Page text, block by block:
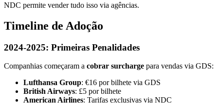
NDC permite vender tudo isso via agências.
Timeline de Adoção
2024-2025: Primeiras Penalidades
Companhias começaram a cobrar surcharge para vendas via GDS:
Lufthansa Group: €16 por bilhete via GDS
British Airways: £5 por bilhete
American Airlines: Tarifas exclusivas via NDC